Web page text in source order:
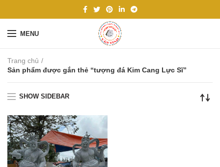
MENU
Trang chủ
Sản phẩm được gắn thẻ “tượng đá Kim Cang Lực Sĩ”
SHOW SIDEBAR